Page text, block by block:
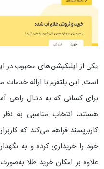
یکی از اپلیکیشن‌های محبوب در
است. این پلتفرم با ارائه خدمات
برای کسانی که به دنبال راهی
هستند، انتخاب مناسبی به
کاربرپسند فراهم می‌کند که
خود را خریداری کرده و به
علاوه بر امکان خرید طلا